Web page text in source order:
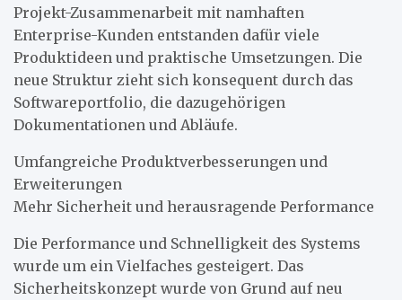
Projekt-Zusammenarbeit mit namhaften
Enterprise-Kunden entstanden dafür viele
Produktideen und praktische Umsetzungen. Die
neue Struktur zieht sich konsequent durch das
Softwareportfolio, die dazugehörigen
Dokumentationen und Abläufe.
Umfangreiche Produktverbesserungen und
Erweiterungen
Mehr Sicherheit und herausragende Performance
Die Performance und Schnelligkeit des Systems
wurde um ein Vielfaches gesteigert. Das
Sicherheitskonzept wurde von Grund auf neu